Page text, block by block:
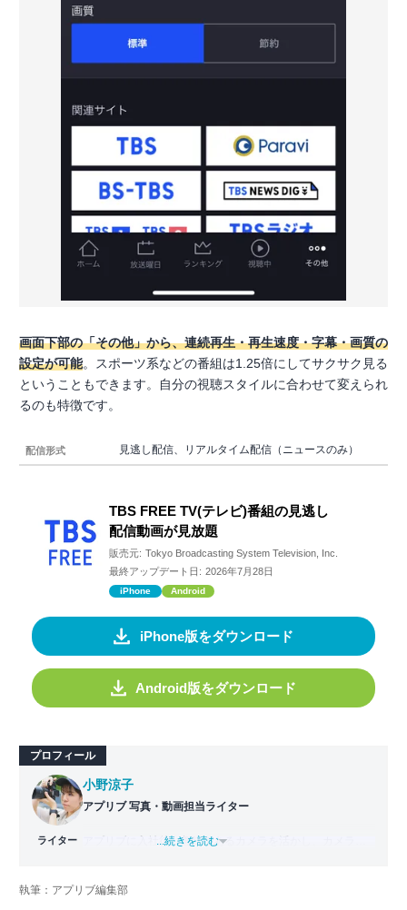
画面下部の「その他」から、連続再生・再生速度・字幕・画質の
設定が可能。スポーツ系などの番組は1.25倍にしてサクサク見る
ということもできます。自分の視聴スタイルに合わせて変えられ
るのも特徴です。
配信形式 見逃し配信、リアルタイム配信（ニュースのみ）
TBS FREE TV(テレビ)番組の見逃し
配信動画が見放題
販売元: Tokyo Broadcasting System Television, Inc.
最終アップデート日: 2026年7月28日
iPhone Android
iPhone版をダウンロード
Android版をダウンロード
プロフィール
ライター
小野涼子
アプリブ 写真・動画担当ライター
アプリブに入社後、趣味であるカメラを活かし、カメラや
「誰でも本格的にアプリを使いこなせるようになるコンテ
...続きを読む
執筆：アプリブ編集部